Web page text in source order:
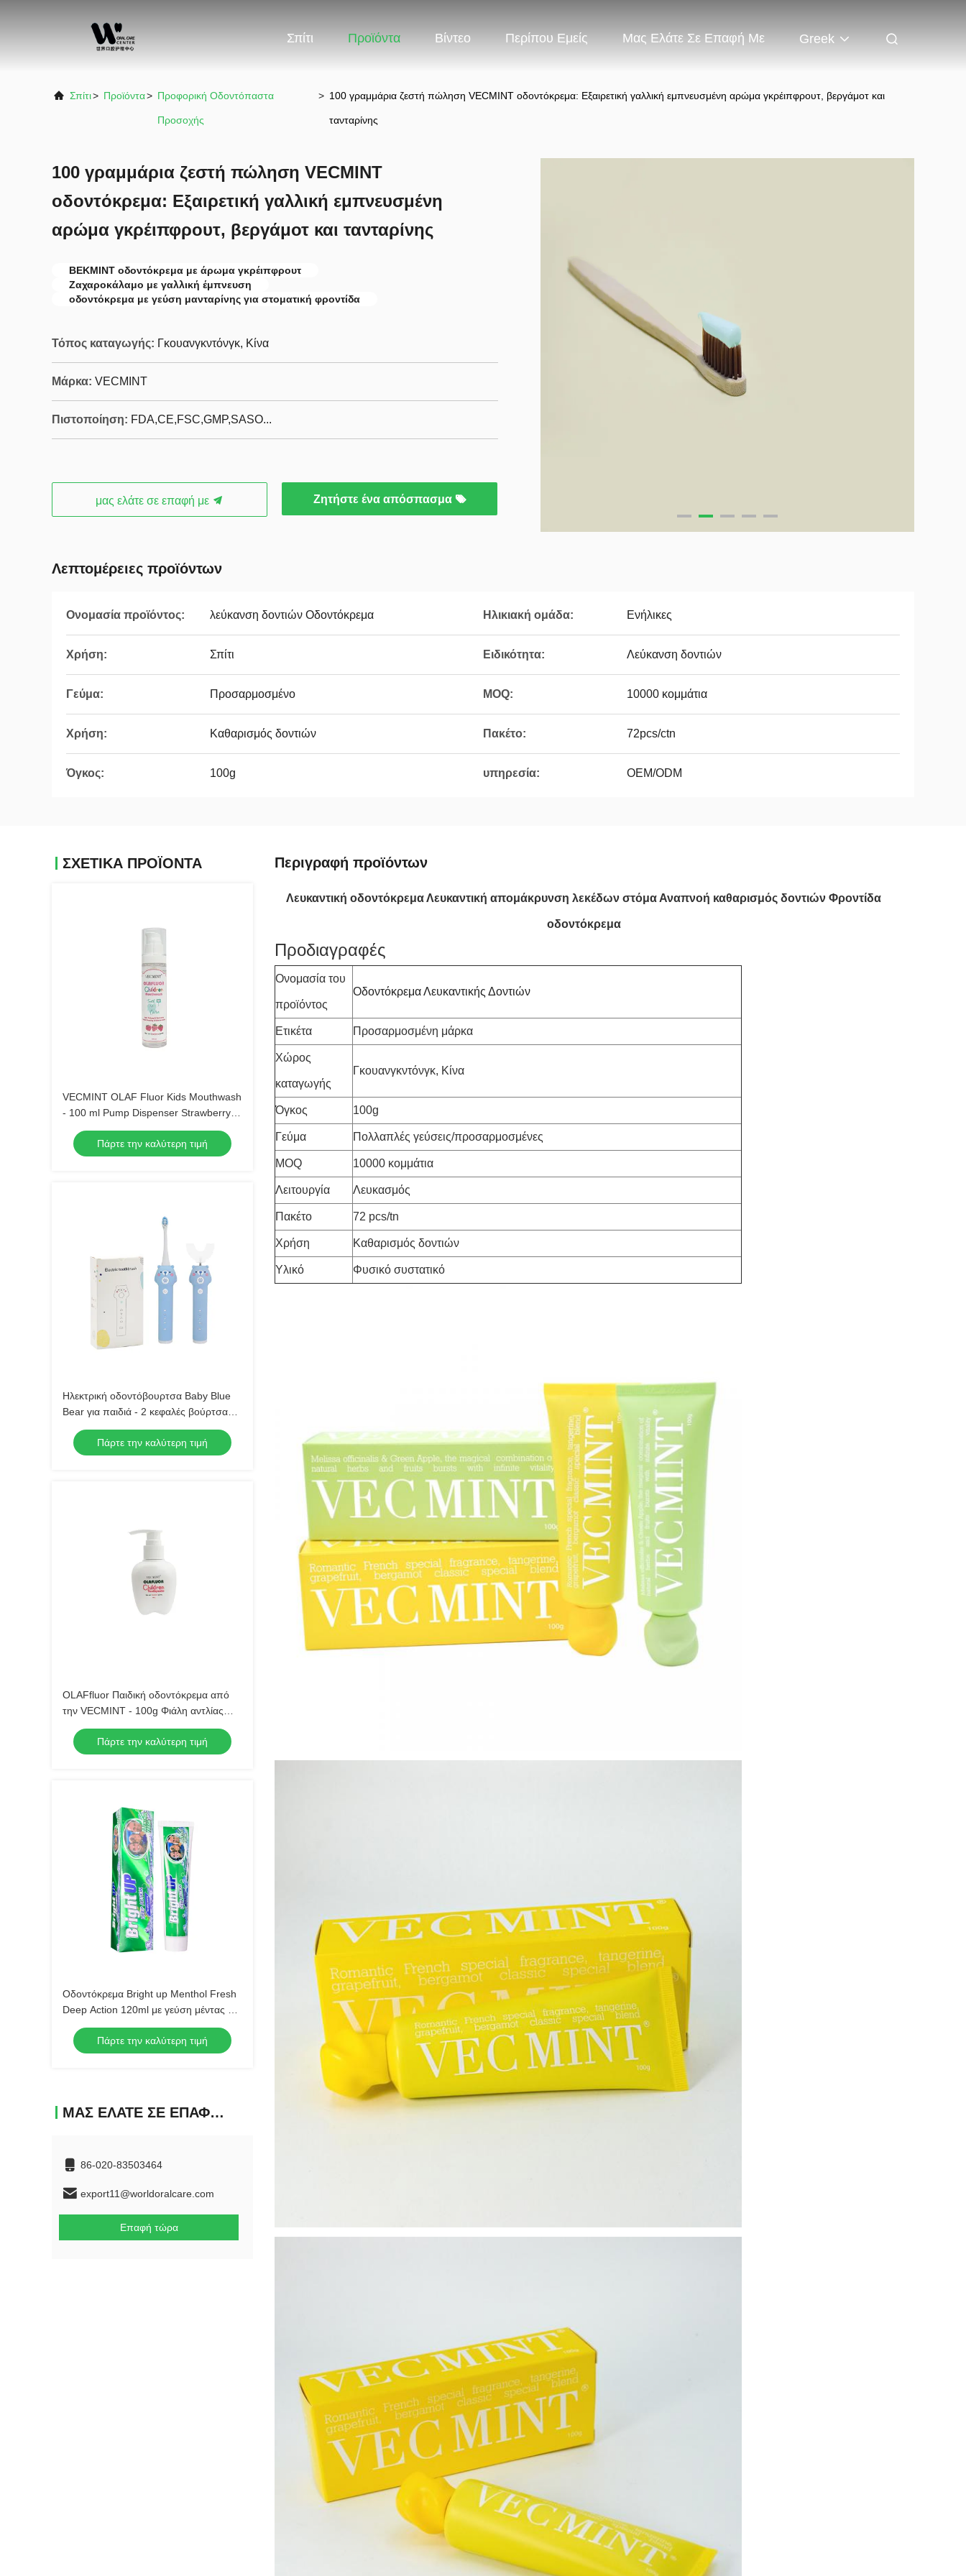
Σπίτι Προϊόντα Βίντεο Περίπου Εμείς Μας Ελάτε Σε Επαφή Με Greek
Σπίτι> Προϊόντα> Προφορική Οδοντόπαστα
Προσοχής
> 100 γραμμάρια ζεστή πώληση VECMINT οδοντόκρεμα: Εξαιρετική γαλλική εμπνευσμένη αρώμα γκρέιπφρουτ, βεργάμοτ και
τανταρίνης
100 γραμμάρια ζεστή πώληση VECMINT
οδοντόκρεμα: Εξαιρετική γαλλική εμπνευσμένη
αρώμα γκρέιπφρουτ, βεργάμοτ και τανταρίνης
ΒΕΚΜΙΝΤ οδοντόκρεμα με άρωμα γκρέιπφρουτ
Ζαχαροκάλαμο με γαλλική έμπνευση
οδοντόκρεμα με γεύση μανταρίνης για στοματική φροντίδα
Τόπος καταγωγής: Γκουανγκντόνγκ, Κίνα
Μάρκα: VECMINT
Πιστοποίηση: FDA,CE,FSC,GMP,SASO...
μας ελάτε σε επαφή με Ζητήστε ένα απόσπασμα
Λεπτομέρειες προϊόντων
Ονομασία προϊόντος: λεύκανση δοντιών Οδοντόκρεμα Ηλικιακή ομάδα: Ενήλικες
Χρήση: Σπίτι Ειδικότητα: Λεύκανση δοντιών
Γεύμα: Προσαρμοσμένο MOQ: 10000 κομμάτια
Χρήση: Καθαρισμός δοντιών Πακέτο: 72pcs/ctn
Όγκος: 100g υπηρεσία: OEM/ODM
ΣΧΕΤΙΚΆ ΠΡΟΪΌΝΤΑ
VECMINT OLAF Fluor Kids Mouthwash
- 100 ml Pump Dispenser Strawberry
Flavour Anti-Cavity Sugar Defense
Ασφαλής για κατάποση στοματική
φροντίδα
Πάρτε την καλύτερη τιμή
Ηλεκτρική οδοντόβουρτσα Baby Blue
Bear για παιδιά - 2 κεφαλές βούρτσας
(μαλακή τρίχα) Αδιάβροχη ηχητική
οδοντόβουρτσα με 3 λειτουργίες για
παιδιά 3-15 ετών Κιτ στοματικής
Πάρτε την καλύτερη τιμή
OLAFfluor Παιδική οδοντόκρεμα από
την VECMINT - 100g Φιάλη αντλίας
Φαγητό φράουλας Ασφαλής
οδοντόκρεμα για την ορθή οδοντική
φροντίδα Παιδική οδοντόκρεμα για τα
Πάρτε την καλύτερη τιμή
Οδοντόκρεμα Bright up Menthol Fresh
Deep Action 120ml με γεύση μέντας για
βαθύ καθαρισμό, χονδρική πώληση
προϊόντων στοματικής υγιεινής
Πάρτε την καλύτερη τιμή
ΜΑΣ ΕΛΆΤΕ ΣΕ ΕΠΑΦΉ ΜΕ
86-020-83503464
export11@worldoralcare.com
Επαφή τώρα
Περιγραφή προϊόντων
Λευκαντική οδοντόκρεμα Λευκαντική απομάκρυνση λεκέδων στόμα Αναπνοή καθαρισμός δοντιών Φροντίδα
οδοντόκρεμα
Προδιαγραφές
Ονομασία του
προϊόντος
Οδοντόκρεμα Λευκαντικής Δοντιών
Ετικέτα Προσαρμοσμένη μάρκα
Χώρος
καταγωγής
Γκουανγκντόνγκ, Κίνα
Όγκος 100g
Γεύμα Πολλαπλές γεύσεις/προσαρμοσμένες
MOQ 10000 κομμάτια
Λειτουργία Λευκασμός
Πακέτο 72 pcs/tn
Χρήση Καθαρισμός δοντιών
Υλικό Φυσικό συστατικό